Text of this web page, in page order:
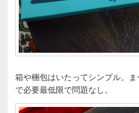
箱や梱包はいたってシンプル。
で必要最低限で問題なし。